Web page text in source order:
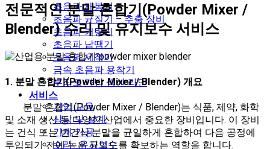
초음파 재봉기
초음파 균질기 – 추출 장비
초음파 커팅기
초음파 납땜기
초음파 세척기
금속 초음파 용착기
부직포 가방 생산 라인
서비스
기업 교육
상담 및 설계
기계 가공
수리 · 유지보수
전문적인 분말 혼합기(Powder Mixer /
Blender) 수리 및 유지보수 서비스
1. 분말 혼합기(Powder Mixer / Blender) 개요
분말 혼합기(Powder Mixer / Blender)는 식품, 제약, 화학
및 소재 생산 등 다양한 산업에서 중요한 장비입니다. 이 장비
는 건식 또는 반건식 분말을 균일하게 혼합하여 다음 공정에
투입되기 전에 높은 균일도를 확보하는 역할을 합니다.